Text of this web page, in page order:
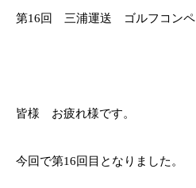
第16回 三浦運送 ゴルフコンペ
皆様 お疲れ様です。
今回で第16回目となりました。